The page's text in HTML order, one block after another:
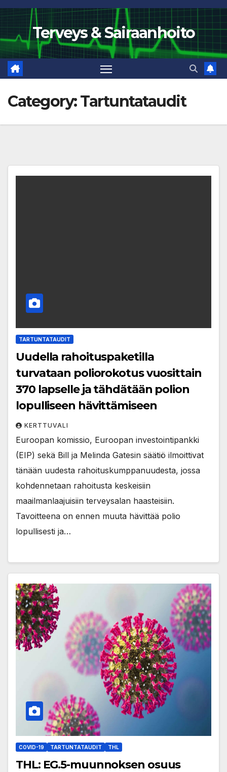
Skip
content Terveys & Sairaanhoito
Category:Tartuntataudit
TARTUNTATAUDIT
Uudella rahoituspaketilla
turvataan poliorokotus vuosittain
370 lapselle ja tähdätään polion
lopulliseen hävittämiseen
KERTTUVALI
Euroopan komissio, Euroopan investointipankki
(EIP) sekä Bill ja Melinda Gatesin säätiö ilmoittivat
tänään uudesta rahoituskumppanuudesta, jossa
kohdennetaan rahoitusta keskeisiin
maailmanlaajuisiin terveysalan haasteisiin.
Tavoitteena on ennen muuta hävittää polio
lopullisesti ja…
COVID-19 TARTUNTATAUDIT THL
THL: EG.5-muunnoksen osuus